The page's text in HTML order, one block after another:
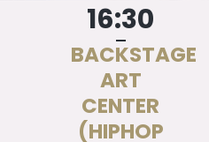
16:30
BACKSTAGE
ART
CENTER
(HIPHOP